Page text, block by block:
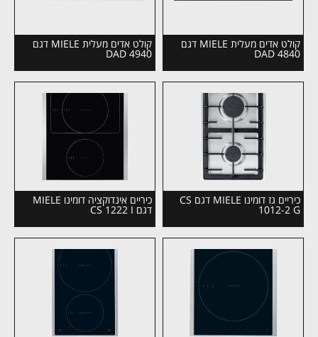
קולט אדים מעלית MIELE דגם
DAD 4840
קולט אדים מעלית MIELE דגם
DAD 4940
כיריים גז דומינו MIELE דגם CS
1012-2 G
כיריים אינדוקציה דומינו MIELE
דגם CS 1222 I